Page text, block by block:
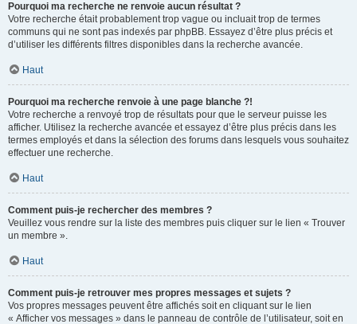
Pourquoi ma recherche ne renvoie aucun résultat ?
Votre recherche était probablement trop vague ou incluait trop de termes
communs qui ne sont pas indexés par phpBB. Essayez d’être plus précis et
d’utiliser les différents filtres disponibles dans la recherche avancée.
Haut
Pourquoi ma recherche renvoie à une page blanche ?!
Votre recherche a renvoyé trop de résultats pour que le serveur puisse les
afficher. Utilisez la recherche avancée et essayez d’être plus précis dans les
termes employés et dans la sélection des forums dans lesquels vous souhaitez
effectuer une recherche.
Haut
Comment puis-je rechercher des membres ?
Veuillez vous rendre sur la liste des membres puis cliquer sur le lien « Trouver
un membre ».
Haut
Comment puis-je retrouver mes propres messages et sujets ?
Vos propres messages peuvent être affichés soit en cliquant sur le lien
« Afficher vos messages » dans le panneau de contrôle de l’utilisateur, soit en